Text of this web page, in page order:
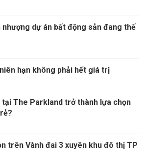
dự án bất động sản đang thế
hạn không phải hết giá trị
tại The Parkland trở thành lựa chọn
trên Vành đai 3 xuyên khu đô thị TP